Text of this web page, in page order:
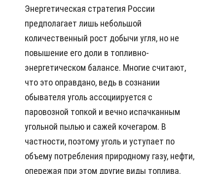
Энергетическая стратегия России
предполагает лишь небольшой
количественный рост добычи угля, но не
повышение его доли в топливно-
энергетическом балансе. Многие считают,
что это оправдано, ведь в сознании
обывателя уголь ассоциируется с
паровозной топкой и вечно испачканным
угольной пылью и сажей кочегаром. В
частности, поэтому уголь и уступает по
объему потребления природному газу, нефти,
опережая при этом другие виды топлива.